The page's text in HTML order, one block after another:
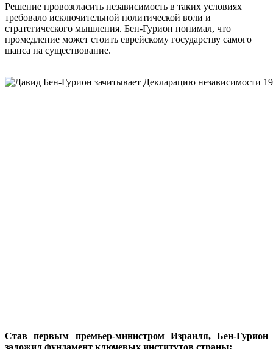
Решение провозгласить независимость в таких условиях
требовало исключительной политической воли и
стратегического мышления. Бен-Гурион понимал, что
промедление может стоить еврейскому государству самого
шанса на существование.
Став первым премьер-министром Израиля, Бен-Гурион
заложил фундамент ключевых институтов страны: